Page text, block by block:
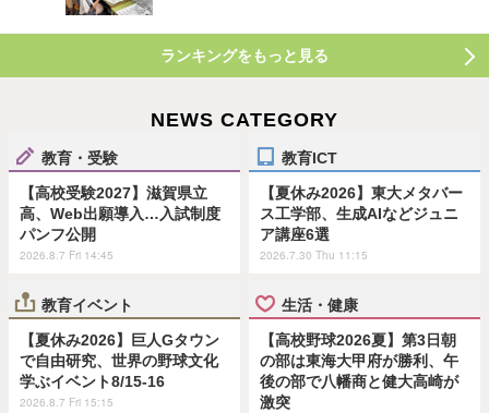
ランキングをもっと見る
NEWS CATEGORY
教育・受験
【高校受験2027】滋賀県立
高、Web出願導入…入試制度
パンフ公開
2026.8.7 Fri 14:45
教育ICT
【夏休み2026】東大メタバー
ス工学部、生成AIなどジュニ
ア講座6選
2026.7.30 Thu 11:15
教育イベント
【夏休み2026】巨人Gタウン
で自由研究、世界の野球文化
学ぶイベント8/15-16
2026.8.7 Fri 15:15
生活・健康
【高校野球2026夏】第3日朝
の部は東海大甲府が勝利、午
後の部で八幡商と健大高崎が
激突